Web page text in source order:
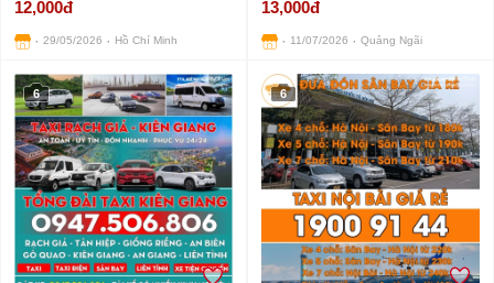
CÓ
12,000đ
29/05/2026 Hồ Chí Minh
13,000đ
11/07/2026 Quảng Ngãi
6 6